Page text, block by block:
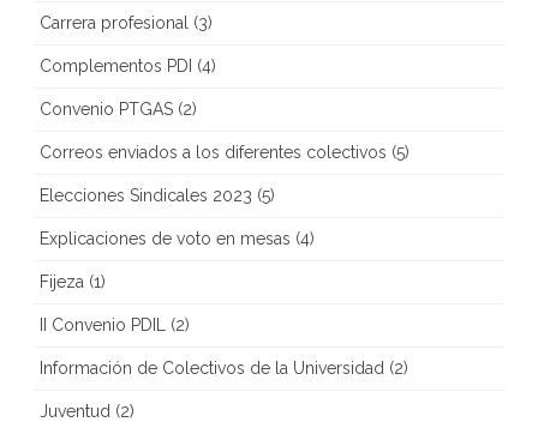
Carrera profesional (3)
Complementos PDI (4)
Convenio PTGAS (2)
Correos enviados a los diferentes colectivos (5)
Elecciones Sindicales 2023 (5)
Explicaciones de voto en mesas (4)
Fijeza (1)
II Convenio PDIL (2)
Información de Colectivos de la Universidad (2)
Juventud (2)